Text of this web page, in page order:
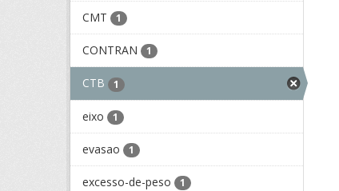
CMT 1
CONTRAN 1
CTB 1
eixo 1
evasao 1
excesso-de-peso 1